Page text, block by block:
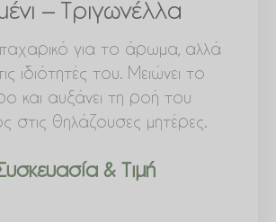
– Τριγωνέλλα
για το άρωμα, αλλά
ιδιότητές του. Μειώνει το
και αυξάνει τη ροή του
στις θηλάζουσες μητέρες.
& Τιμή